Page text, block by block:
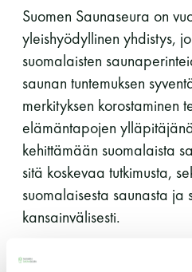
-Naisten päivät
-Miesten päivät
perjantai ja
-Kuukauden
jaettu
Suomen Saunaseura on
yleishyödyllinen yhdistys,
suomalaisten
saunan tuntemuksen
merkityksen korostaminen
elämäntapojen
kehittämään suomalaista
sitä koskevaa tutkimusta,
suomalaisesta saunasta ja
kansainvälisesti.
Suomen Saunaseura